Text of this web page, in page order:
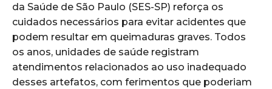
da Saúde de São Paulo (SES-SP) reforça os
cuidados necessários para evitar acidentes que
podem resultar em queimaduras graves. Todos
os anos, unidades de saúde registram
atendimentos relacionados ao uso inadequado
desses artefatos, com ferimentos que poderiam